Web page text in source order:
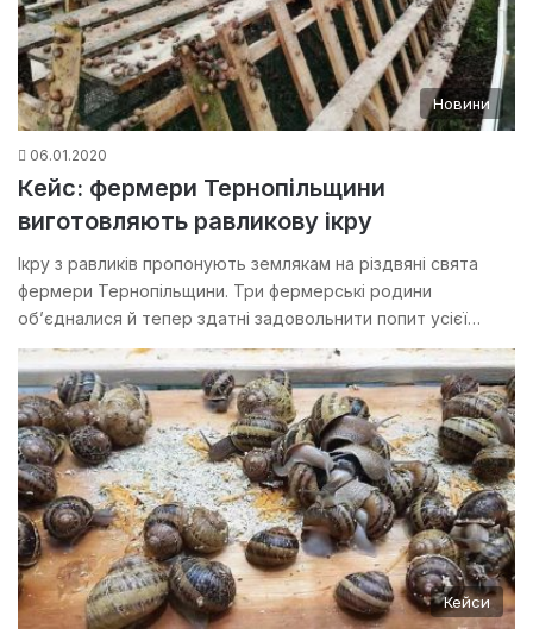
Новини
06.01.2020
Кейс: фермери Тернопільщини
виготовляють равликову ікру
Ікру з равликів пропонують землякам на різдвяні свята
фермери Тернопільщини. Три фермерські родини
об’єдналися й тепер здатні задовольнити попит усієї…
Кейси